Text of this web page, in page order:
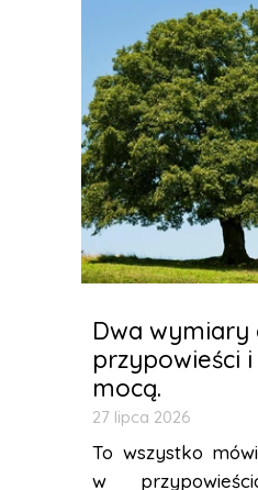
Dwa wymiary
przypowieści
mocą.
27 lipca 2026
To wszystko
w